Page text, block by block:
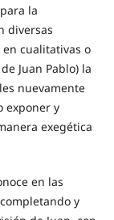
la
diversas
cualitativas o
Juan Pablo) la
nuevamente
exponer y
exegética
en las
y